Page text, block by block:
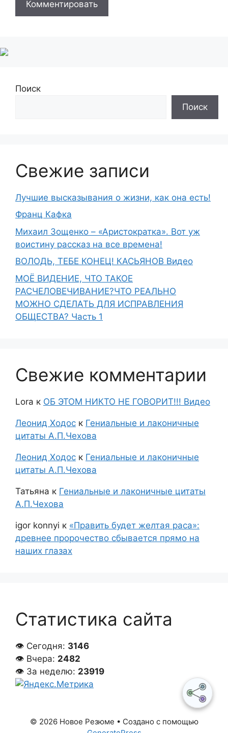
Поиск
Поиск
Свежие записи
Лучшие высказывания о жизни, как она есть!
Франц Кафка
Михаил Зощенко – «Аристократка». Вот уж
воистину рассказ на все времена!
ВОЛОДЬ, ТЕБЕ КОНЕЦ! КАСЬЯНОВ Видео
МОЁ ВИДЕНИЕ, ЧТО ТАКОЕ
РАСЧЕЛОВЕЧИВАНИЕ?ЧТО РЕАЛЬНО
МОЖНО СДЕЛАТЬ ДЛЯ ИСПРАВЛЕНИЯ
ОБЩЕСТВА? Часть 1
Свежие комментарии
Lora к ОБ ЭТОМ НИКТО НЕ ГОВОРИТ!!! Видео
Леонид Ходос к Гениальные и лаконичные
цитаты А.П.Чехова
Леонид Ходос к Гениальные и лаконичные
цитаты А.П.Чехова
Татьяна к Гениальные и лаконичные цитаты
А.П.Чехова
igor konnyi к «Править будет желтая раса»:
древнее пророчество сбывается прямо на
наших глазах
Статистика сайта
👁 Сегодня: 3146
👁 Вчера: 2482
👁 За неделю: 23919
© 2026 Новое Резюме • Создано с помощью